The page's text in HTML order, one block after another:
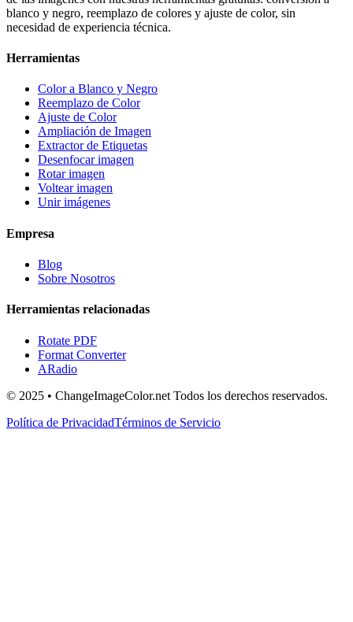
blanco y negro, reemplazo de colores y ajuste de color, sin
necesidad de experiencia técnica.
Herramientas
Color a Blanco y Negro
Reemplazo de Color
Ajuste de Color
Ampliación de Imagen
Extractor de Etiquetas
Desenfocar imagen
Rotar imagen
Voltear imagen
Unir imágenes
Empresa
Blog
Sobre Nosotros
Herramientas relacionadas
Rotate PDF
Format Converter
ARadio
© 2025 • ChangeImageColor.net Todos los derechos reservados.
Política de PrivacidadTérminos de Servicio